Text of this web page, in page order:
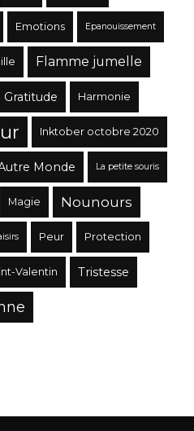
Emotions Epanouissement
Flamme jumelle
Gratitude Harmonie
Inktober octobre 2020
Monde La petite souris
Magie Nounours
Peur Protection
Valentin Tristesse